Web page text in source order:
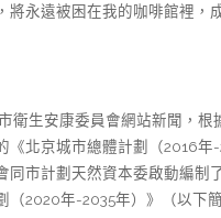
將永遠被困在我的咖啡館裡，
生安康委員會網站新聞，根
《北京城市總體計劃（2016年-
同市計劃天然資本委啟動編制
（2020年-2035年）》（以下